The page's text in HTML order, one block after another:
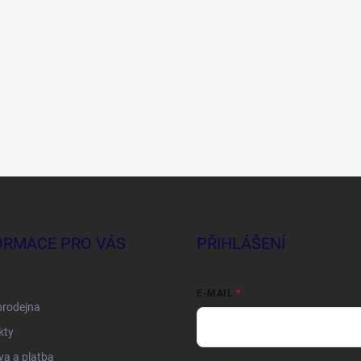
PRO VÁS
a platba
PŘIHLÁŠENÍ
E-MAIL